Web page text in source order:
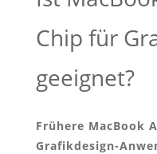
Chip für
geeignet?
Frühere MacBook
Grafikdesign-